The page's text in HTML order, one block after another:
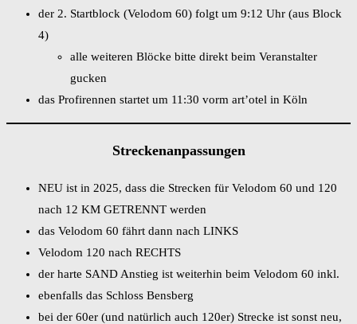
der 2. Startblock (Velodom 60) folgt um 9:12 Uhr (aus Block
4)
alle weiteren Blöcke bitte direkt beim Veranstalter
gucken
das Profirennen startet um 11:30 vorm art’otel in Köln
Streckenanpassungen
NEU ist in 2025, dass die Strecken für Velodom 60 und 120
nach 12 KM GETRENNT werden
das Velodom 60 fährt dann nach LINKS
Velodom 120 nach RECHTS
der harte SAND Anstieg ist weiterhin beim Velodom 60 inkl.
ebenfalls das Schloss Bensberg
bei der 60er (und natürlich auch 120er) Strecke ist sonst neu,